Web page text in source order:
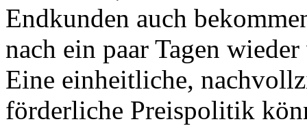
Endkunden auch
nach ein paar Tagen
Eine einheitliche,
förderliche Preispolitik